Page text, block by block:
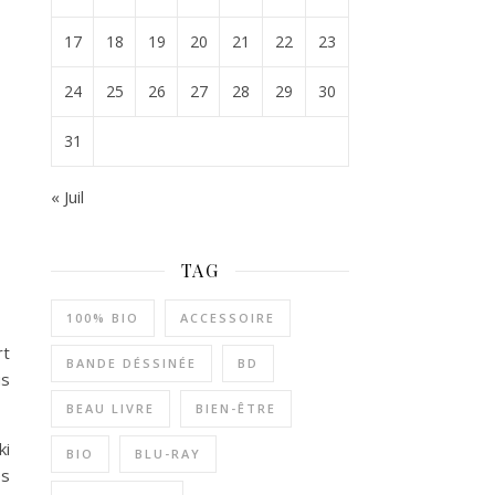
17 18 19 20 21 22 23
24 25 26 27 28 29 30
31
« Juil
TAG
100% BIO ACCESSOIRE
BANDE DÉSSINÉE BD
BEAU LIVRE BIEN-ÊTRE
BIO BLU-RAY